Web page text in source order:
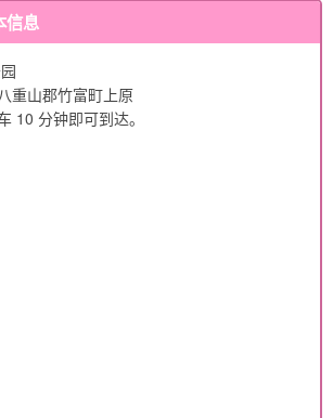
信息
重山郡竹富町上原
10 分钟即可到达。